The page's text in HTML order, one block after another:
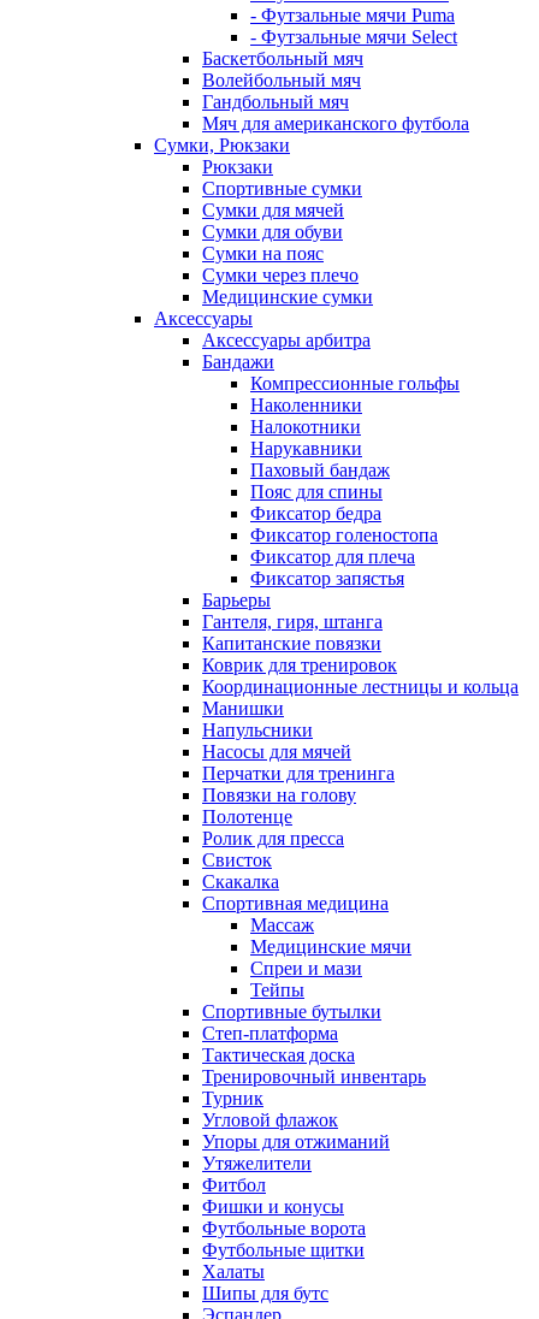
- Футзальные мячи Puma
- Футзальные мячи Select
Баскетбольный мяч
Волейбольный мяч
Гандбольный мяч
Мяч для американского футбола
Сумки, Рюкзаки
Рюкзаки
Спортивные сумки
Сумки для мячей
Сумки для обуви
Сумки на пояс
Сумки через плечо
Медицинские сумки
Аксессуары
Аксессуары арбитра
Бандажи
Компрессионные гольфы
Наколенники
Налокотники
Нарукавники
Паховый бандаж
Пояс для спины
Фиксатор бедра
Фиксатор голеностопа
Фиксатор для плеча
Фиксатор запястья
Барьеры
Гантеля, гиря, штанга
Капитанские повязки
Коврик для тренировок
Координационные лестницы и кольца
Манишки
Напульсники
Насосы для мячей
Перчатки для тренинга
Повязки на голову
Полотенце
Ролик для пресса
Свисток
Скакалка
Спортивная медицина
Массаж
Медицинские мячи
Спреи и мази
Тейпы
Спортивные бутылки
Степ-платформа
Тактическая доска
Тренировочный инвентарь
Турник
Угловой флажок
Упоры для отжиманий
Утяжелители
Фитбол
Фишки и конусы
Футбольные ворота
Футбольные щитки
Халаты
Шипы для бутс
Эспандер